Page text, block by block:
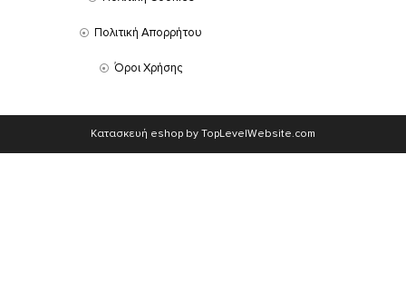
Πολιτική Απορρήτου
Όροι Χρήσης
Κατασκευή eshop by TopLevelWebsite.com